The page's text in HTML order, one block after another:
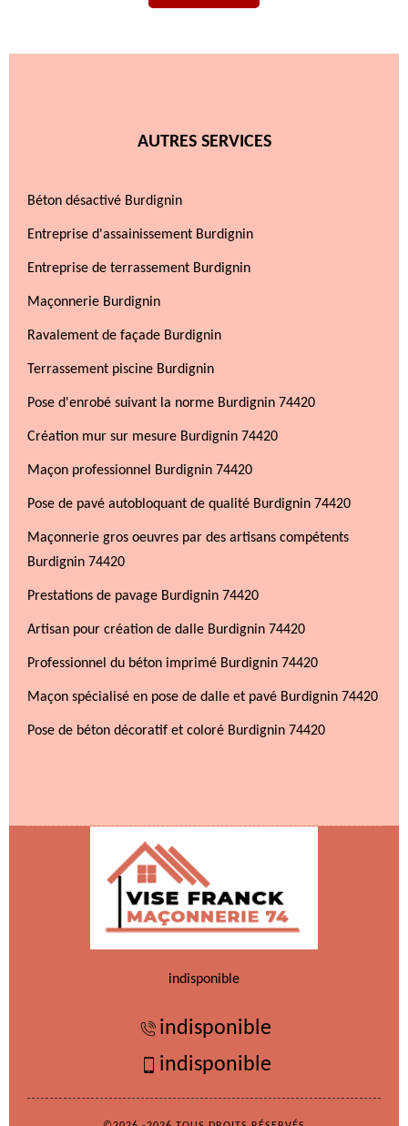
AUTRES SERVICES
Béton désactivé Burdignin
Entreprise d'assainissement Burdignin
Entreprise de terrassement Burdignin
Maçonnerie Burdignin
Ravalement de façade Burdignin
Terrassement piscine Burdignin
Pose d'enrobé suivant la norme Burdignin 74420
Création mur sur mesure Burdignin 74420
Maçon professionnel Burdignin 74420
Pose de pavé autobloquant de qualité Burdignin 74420
Maçonnerie gros oeuvres par des artisans compétents
Burdignin 74420
Prestations de pavage Burdignin 74420
Artisan pour création de dalle Burdignin 74420
Professionnel du béton imprimé Burdignin 74420
Maçon spécialisé en pose de dalle et pavé Burdignin 74420
Pose de béton décoratif et coloré Burdignin 74420
indisponible
indisponible
indisponible